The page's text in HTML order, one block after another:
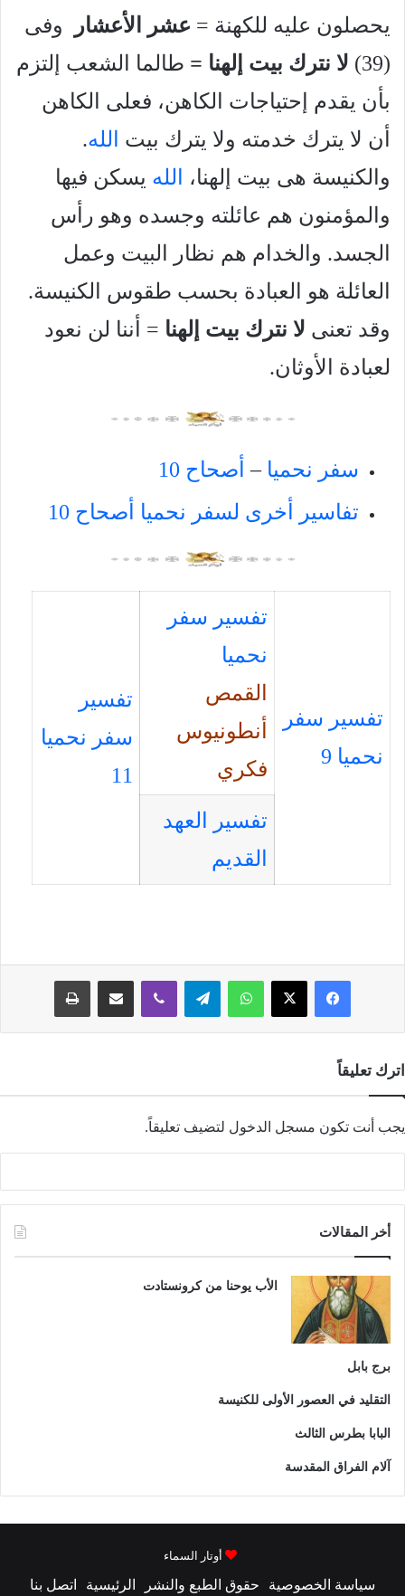
يحصلون عليه للكهنة = عشر الأعشار
وفى
(39)
لا نترك بيت إلهنا = طالما الشعب إلتزم
بأن يقدم إحتياجات الكاهن، فعلى الكاهن
أن لا يترك خدمته ولا يترك بيت
الله.
والكنيسة هى بيت إلهنا،
الله يسكن فيها
والمؤمنون هم عائلته وجسده وهو رأس
الجسد. والخدام هم نظار البيت وعمل
العائلة هو العبادة بحسب طقوس الكنيسة.
وقد تعنى لا نترك بيت إلهنا = أننا لن نعود
لعبادة الأوثان.
سفر نحميا – أصحاح 10
تفاسير أخرى لسفر نحميا أصحاح 10
تفسير سفر
نحميا 9
تفسير سفر
نحميا
القمص
أنطونيوس
فكري
تفسير
سفر نحميا
11
تفسير العهد
القديم
فيسبوك‫X واتسابتيلقرامڤايبر مشاركة عبر البريد طباعة
اترك تعليقاً
يجب أنت تكون مسجل الدخول لتضيف تعليقاً.
أخر المقالات
الأب يوحنا من كرونستادت
برج بابل
التقليد في العصور الأولى للكنيسة
البابا بطرس الثالث
آلام الفراق المقدسة
أوتار السماء
سياسة الخصوصية حقوق الطبع والنشر الرئيسية اتصل بنا